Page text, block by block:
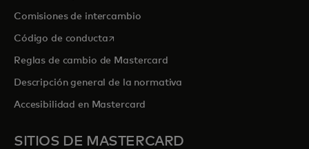
Comisiones de intercambio
Código de conductase abre en una pestaña nueva
Reglas de cambio de Mastercard
Descripción general de la normativa
Accesibilidad en Mastercard
SITIOS DE MASTERCARD